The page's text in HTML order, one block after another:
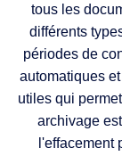
tous les
différents
périodes de
automatiques
utiles qui
archivage
l'effacement